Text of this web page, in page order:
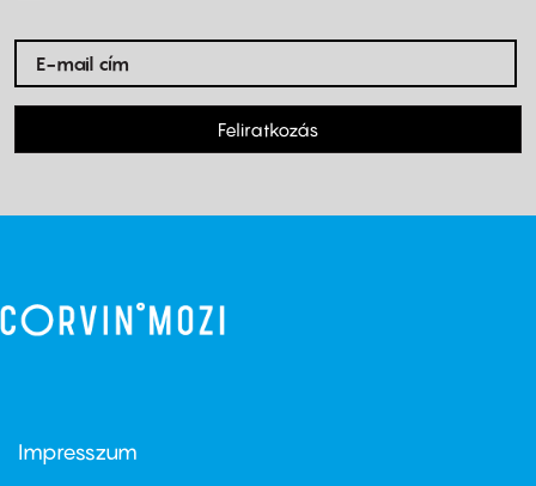
Feliratkozás
Footer
Impresszum